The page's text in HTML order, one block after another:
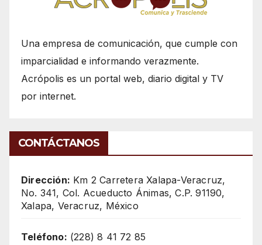
Una empresa de comunicación, que cumple con
imparcialidad e informando verazmente.
Acrópolis es un portal web, diario digital y TV
por internet.
CONTÁCTANOS
Dirección: Km 2 Carretera Xalapa-Veracruz,
No. 341, Col. Acueducto Ánimas, C.P. 91190,
Xalapa, Veracruz, México
Teléfono: (228) 8 41 72 85